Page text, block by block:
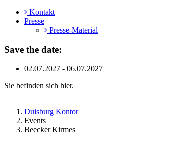
Kontakt
Presse
Presse-Material
Save the date:
02.07.2027 - 06.07.2027
Sie befinden sich hier.
Duisburg Kontor
Events
Beecker Kirmes